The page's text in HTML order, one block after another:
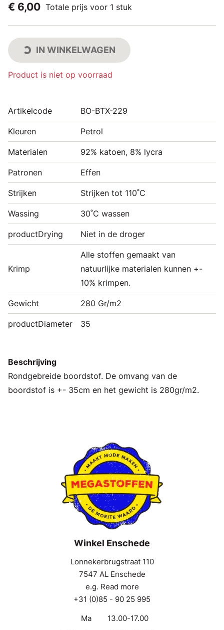
€ 6,00 Totale prijs voor 1 stuk
IN WINKELWAGEN
Product is niet op voorraad
Artikelcode BO-BTX-229
Kleuren Petrol
Materialen 92% katoen, 8% lycra
Patronen Effen
Strijken Strijken tot 110˚C
Wassing 30˚C wassen
productDrying Niet in de droger
Krimp
Alle stoffen gemaakt van
natuurlijke materialen kunnen +-
10% krimpen.
Gewicht 280 Gr/m2
productDiameter 35
Beschrijving
Rondgebreide boordstof. De omvang van de
boordstof is +- 35cm en het gewicht is 280gr/m2.
Winkel Enschede
Lonnekerbrugstraat 110
7547 AL Enschede
e.g. Read more
+31 (0)85 - 90 25 995
Ma
13.00-17.00